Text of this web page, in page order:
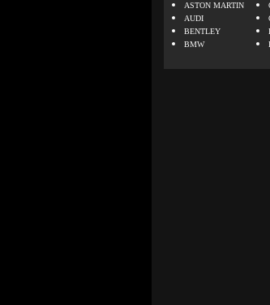
ASTON MARTIN
AUDI
BENTLEY
BMW